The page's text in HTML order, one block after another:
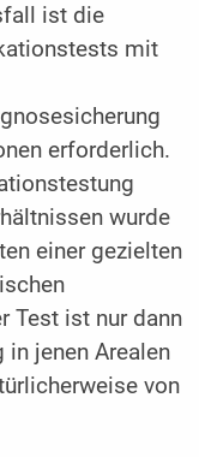
ist die
mit
erforderlich.
wurde
einer gezielten
Test ist nur dann
in jenen Arealen
von